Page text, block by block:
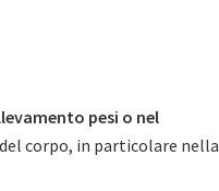
pesi o nel
corpo, in particolare nella